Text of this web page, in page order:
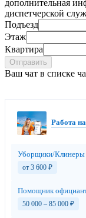
дополнительная
диспетчерской
Подъезд
Этаж
Квартира
Отправить
Ваш чат в списке
Работа
Уборщики/Клинеры
от 3 600 ₽
Помощник
50 000 – 85 000 ₽